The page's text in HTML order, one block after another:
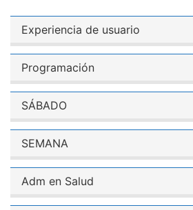
Experiencia de usuario
Programación
SÁBADO
SEMANA
Adm en Salud